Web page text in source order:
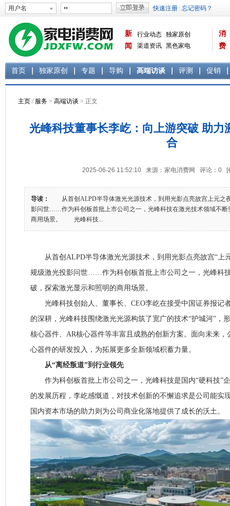
新
闻
行业动态 独家原创
渠道资讯 黑色家电
消
费
首页 独家原创 专题 导购 高端访谈 评测 促销
主页 / 服务 > 高端访谈 > 正文
光峰科技董事长李屹：向上游突破 助力
合
2025-06-26 11:52:10 来源：家电消费网 评论： 0 [
导读：
从首创ALPD半导体激光光源技术，到用光影点亮故宫上元之
影问世……作为科创板首批上市公司之一，光峰科技在激光技术领域不断
商用场景。 光峰科技...
从首创ALPD半导体激光光源技术，到用光影点亮故宫“上
规级激光投影问世……作为科创板首批上市公司之一，光峰科
破，探索激光显示和照明的商用场景。
光峰科技创始人、董事长、CEO李屹在接受中国证券报记
的深耕，光峰科技围绕激光光源构筑了宽广的技术“护城河”，
核心器件、AR核心器件等丰富且成熟的创新方案。面向未来
心器件的研发投入，为拓展更多全新领域积蓄力量。
从“离经叛道”到行业领先
作为科创板首批上市公司之一，光峰科技是国内“硬科技”
的发展历程，李屹感慨道，对技术创新的不懈追求是公司能实
国内资本市场的助力则为公司商业化落地提供了成长的沃土。